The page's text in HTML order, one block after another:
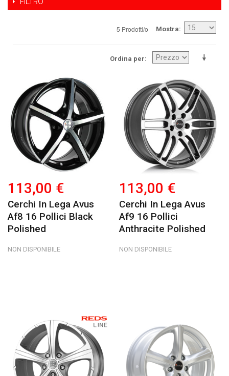
FILTRO
5 Prodotti/o Mostra
Ordina per
113,00 €
Cerchi In Lega Avus
Af8 16 Pollici Black
Polished
NON DISPONIBILE
113,00 €
Cerchi In Lega Avus
Af9 16 Pollici
Anthracite Polished
NON DISPONIBILE